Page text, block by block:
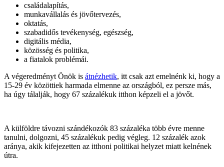
családalapítás,
munkavállalás és jövőtervezés,
oktatás,
szabadidős tevékenység, egészség,
digitális média,
közösség és politika,
a fiatalok problémái.
A végeredményt Önök is átnézhetik, itt csak azt emelnénk ki, hogy a
15-29 év közöttiek harmada elmenne az országból, ez persze más,
ha úgy tálalják, hogy 67 százalékuk itthon képzeli el a jövőt.
A külföldre távozni szándékozók 83 százaléka több évre menne
tanulni, dolgozni, 45 százalékuk pedig végleg. 12 százalék azok
aránya, akik kifejezetten az itthoni politikai helyzet miatt kelnének
útra.